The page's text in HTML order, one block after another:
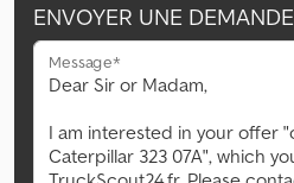
ENVOYER UNE DEMANDE
Message*